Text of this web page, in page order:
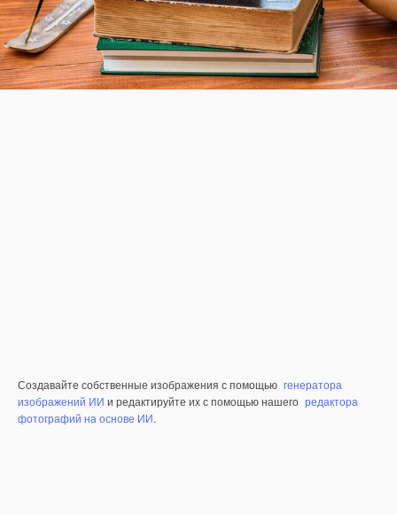
Создавайте собственные изображения с помощью генератора
изображений ИИ и редактируйте их с помощью нашего редактора
фотографий на основе ИИ.